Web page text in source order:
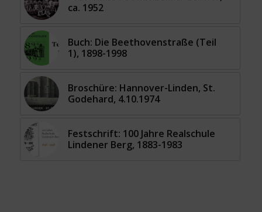
ca. 1952
Buch: Die Beethovenstraße (Teil
1), 1898-1998
Broschüre: Hannover-Linden, St.
Godehard, 4.10.1974
Festschrift: 100 Jahre Realschule
Lindener Berg, 1883-1983